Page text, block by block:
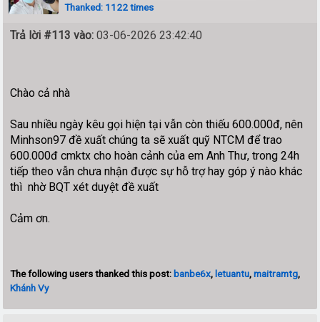
Thanked: 1122 times
Trả lời #113 vào: 03-06-2026 23:42:40
Chào cả nhà
Sau nhiều ngày kêu gọi hiện tại vẫn còn thiếu 600.000đ, nên
Minhson97 đề xuất chúng ta sẽ xuất quỹ NTCM để trao
600.000đ cmktx cho hoàn cảnh của em Anh Thư, trong 24h
tiếp theo vẫn chưa nhận được sự hỗ trợ hay góp ý nào khác
thì nhờ BQT xét duyệt đề xuất
Cảm ơn.
The following users thanked this post: banbe6x, letuantu,maitramtg,
Khánh Vy